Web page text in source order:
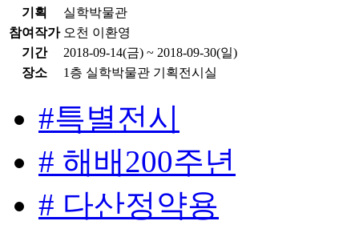
기획
실학박물관
참여작가 오천 이환영
기간
2018-09-14(금) ~ 2018-09-30(일)
장소
1층 실학박물관 기획전시실
#특별전시
# 해배200주년
# 다산정약용